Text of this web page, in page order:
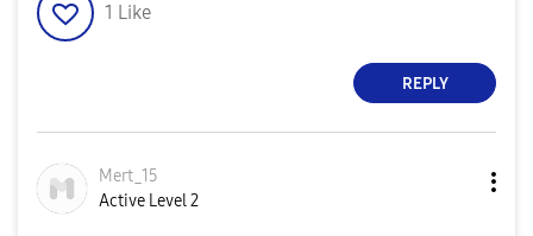
1 Like
REPLY
Mert_15
Active Level 2